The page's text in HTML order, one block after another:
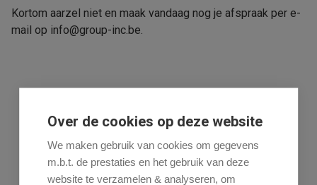
Kortom aarzel niet en maak vandaag nog je afspraak per e-
mail op info@group-inc.be.
Rudy Hendrix
011-24 16 01
Over de cookies op deze website
We maken gebruik van cookies om gegevens
m.b.t. de prestaties en het gebruik van deze
website te verzamelen & analyseren, om